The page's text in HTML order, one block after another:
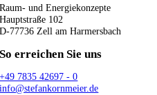
Raum- und Energiekonzepte
Hauptstraße 102
D-77736 Zell am Harmersbach
So erreichen Sie uns
+49 7835 42697 - 0
info@stefankornmeier.de